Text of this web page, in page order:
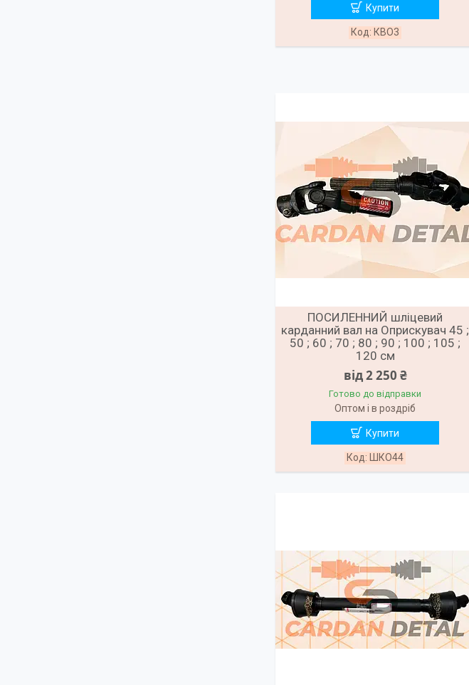
Купити
КВО3
ПОСИЛЕННИЙ шліцевий
карданний вал на Оприскувач 45 ;
50 ; 60 ; 70 ; 80 ; 90 ; 100 ; 105 ;
120 см
від 2 250 ₴
Готово до відправки
Оптом і в роздріб
Купити
ШКО44